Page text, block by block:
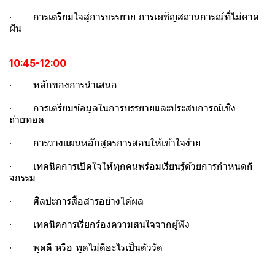
· การเตรียมใจสู่การบรรยาย การเผชิญสถานการณ์ที่ไม่คาด
ฝัน
10:45-12:00
· หลักของการนําเสนอ
· การเตรียมข้อมูลในการบรรยายและประสบการณ์เชิง
ถ่ายทอด
· การวางแผนหลักสูตรการสอนให้เข้าใจง่าย
· เทคนิคการเปิดใจให้ทุกคนพร้อมเรียนรู้ด้วยการกําหนดกิ
จกรรม
· ศิลปะการสื่อสารอย่างได้ผล
· เทคนิคการเรียกร้องความสนใจจากผู้ฟัง
· พูดดี หรือ พูดไม่ดีอะไรเป็นตัววัด